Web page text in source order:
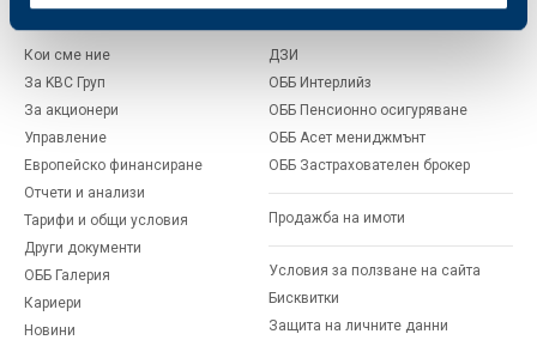
Кои сме ние
За KBC Груп
За акционери
Управление
Европейско финансиране
Отчети и анализи
Тарифи и общи условия
Други документи
ОББ Галерия
Кариери
Новини
ДЗИ
ОББ Интерлийз
ОББ Пенсионно осигуряване
ОББ Асет мениджмънт
ОББ Застрахователен брокер
Продажба на имоти
Условия за ползване на сайта
Бисквитки
Защита на личните данни